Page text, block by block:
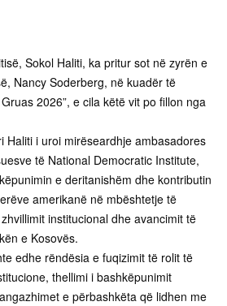
Sokol Haliti, ka pritur sot në zyrën e
Nancy Soderberg, në kuadër të
2026”, e cila këtë vit po fillon nga
Haliti i uroi mirëseardhje ambasadores
të National Democratic Institute,
e deritanishëm dhe kontributin
amerikanë në mbështetje të
institucional dhe avancimit të
e Kosovës.
edhe rëndësia e fuqizimit të rolit të
thellimi i bashkëpunimit
e përbashkëta që lidhen me